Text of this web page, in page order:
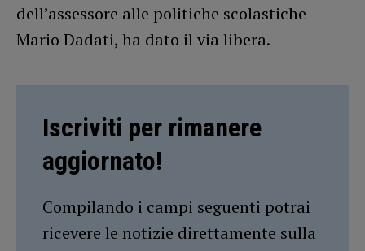
dell’assessore alle politiche scolastiche
Mario Dadati, ha dato il via libera.
Iscriviti per rimanere
aggiornato!
Compilando i campi seguenti potrai
ricevere le notizie direttamente sulla